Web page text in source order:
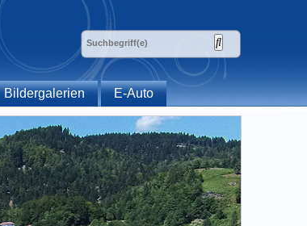
Bildergalerien
E-Auto